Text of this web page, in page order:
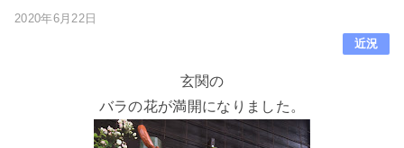
2020年6月22日
近況
玄関の
バラの花が満開になりました。